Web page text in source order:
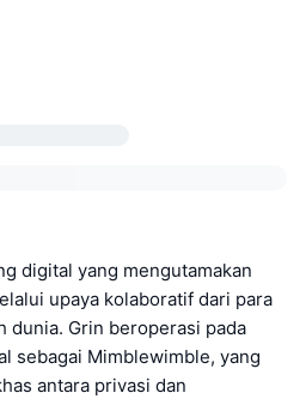
digital yang mengutamakan
upaya kolaboratif dari para
dunia. Grin beroperasi pada
sebagai Mimblewimble, yang
antara privasi dan